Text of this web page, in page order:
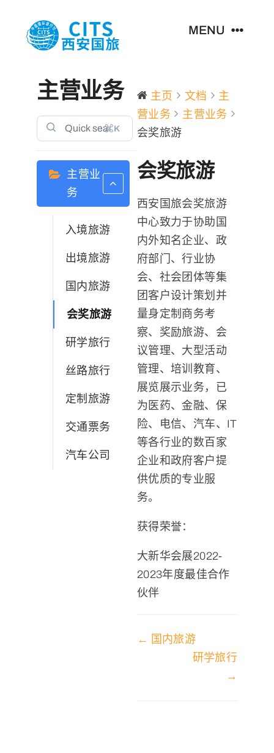
MENU
主营业务
新闻资讯
主营业务
⌘K
主营业
务
入境旅游
出境旅游
国内旅游
会奖旅游
研学旅行
丝路旅行
定制旅游
交通票务
汽车公司
主页 文档
主
营业务
主营业务
会奖旅游
会奖旅游
西安国旅会奖旅游
中心致力于协助国
内外知名企业、政
府部门、行业协
会、社会团体等集
团客户设计策划并
量身定制商务考
察、奖励旅游、会
议管理、大型活动
管理、培训教育、
展览展示业务，已
为医药、金融、保
险、电信、汽车、IT
等各行业的数百家
企业和政府客户提
供优质的专业服
务。
获得荣誉：
大新华会展2022-
2023年度最佳合作
伙伴
文
← 国内旅游
研学旅行
→